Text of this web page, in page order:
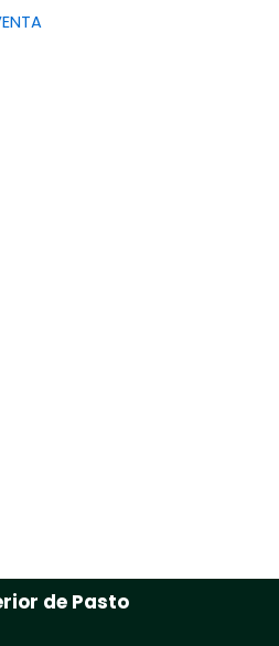
de Pasto